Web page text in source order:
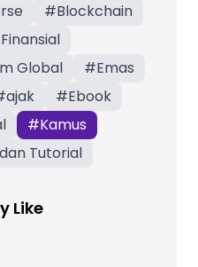
#Blockchain
Finansial
Global #Emas
ajak #Ebook
#Kamus
Tutorial
Like